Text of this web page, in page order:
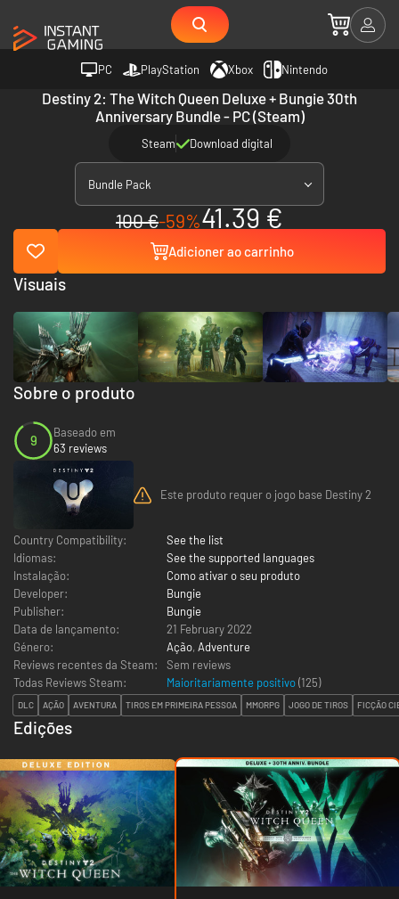
PC PlayStation Xbox Nintendo
Destiny 2: The Witch Queen Deluxe + Bungie 30th
Anniversary Bundle - PC (Steam)
Steam Download digital
Bundle Pack
100 €-59%41.39 €
Adicioner ao carrinho
Sobre o produto
9
Baseado em
63 reviews
Este produto requer o jogo base Destiny 2
Country Compatibility:
See the list
Idiomas:
See the supported languages
Instalação:
Como ativar o seu produto
Developer:
Bungie
Publisher:
Bungie
Data de lançamento:
21 February 2022
Género:
Ação, Adventure
Reviews recentes da Steam:
Sem reviews
Todas Reviews Steam:
Maioritariamente positivo(125)
DLC AÇÃO AVENTURA TIROS EM PRIMEIRA PESSOA MMORPG JOGO DE TIROS FICÇÃO
Edições
Visuais